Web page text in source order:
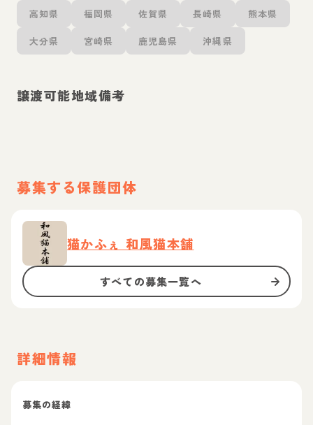
高知県 福岡県 佐賀県 長崎県 熊本県
大分県 宮崎県 鹿児島県 沖縄県
譲渡可能地域備考
募集する保護団体
猫かふぇ 和風猫本舗
すべての募集一覧へ
詳細情報
募集の経緯